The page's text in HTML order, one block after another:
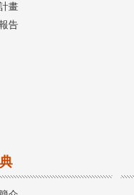
畫
告